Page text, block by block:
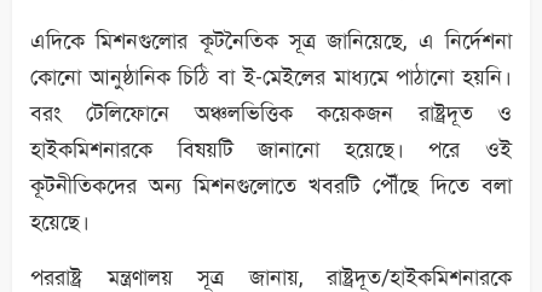
এদিকে মিশনগুলোর কূটনৈতিক সূত্র জানিয়েছে, এ নির্দেশনা
কোনো আনুষ্ঠানিক চিঠি বা ই-মেইলের মাধ্যমে পাঠানো হয়নি।
বরং টেলিফোনে অঞ্চলভিত্তিক কয়েকজন রাষ্ট্রদূত ও
হাইকমিশনারকে বিষয়টি জানানো হয়েছে। পরে ওই
কূটনীতিকদের অন্য মিশনগুলোতে খবরটি পৌঁছে দিতে বলা
হয়েছে।
পররাষ্ট্র মন্ত্রণালয় সূত্র জানায়, রাষ্ট্রদূত/হাইকমিশনারকে